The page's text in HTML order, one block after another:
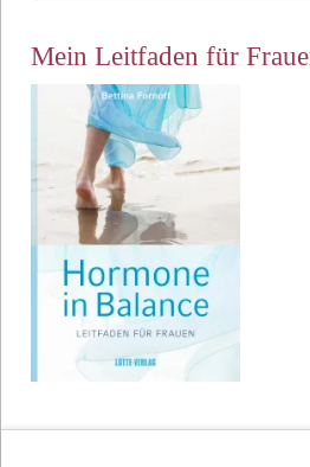
Mein Leitfaden für